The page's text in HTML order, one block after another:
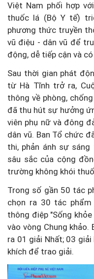
Việt Nam phối hợp
thuốc lá (Bộ Y tế)
phương thức truyền
vũ điệu - dân vũ để
động, dễ tiếp cận và
Sau thời gian phát
từ Hà Tĩnh trở ra,
thông về phòng,
đã thu hút sự hưởng
viên phụ nữ và đông
dân vũ. Ban Tổ chức
thi, phản ánh sự
sâu sắc của cộng
trường không khói
Trong số gần 50 tác
chọn ra 30 tác
thông điệp "Sống
vào vòng Chung khảo.
ra 01 giải Nhất; 03 giải
khích để trao giải.